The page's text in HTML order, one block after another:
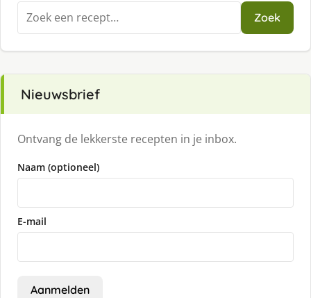
Zoeken
naar:
Zoek
Nieuwsbrief
Ontvang de lekkerste recepten in je inbox.
Naam (optioneel)
E-mail
Aanmelden